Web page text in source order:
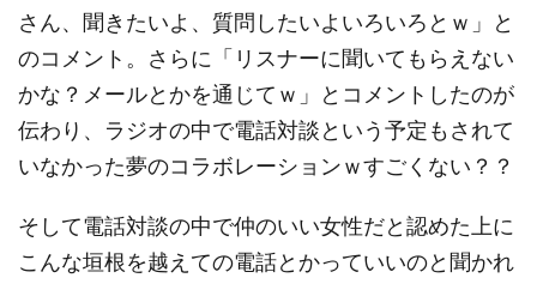
さん、聞きたいよ、質問したいよいろいろとｗ」と
のコメント。さらに「リスナーに聞いてもらえない
かな？メールとかを通じてｗ」とコメントしたのが
伝わり、ラジオの中で電話対談という予定もされて
いなかった夢のコラボレーションｗすごくない？？
そして電話対談の中で仲のいい女性だと認めた上に
こんな垣根を越えての電話とかっていいのと聞かれ